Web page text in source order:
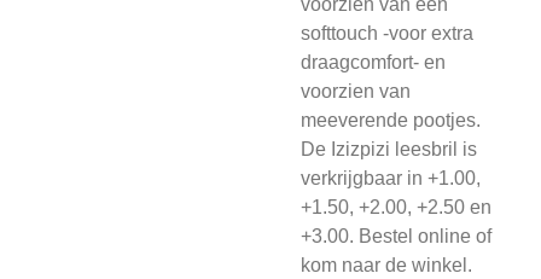
voorzien van een
softtouch -voor extra
draagcomfort- en
voorzien van
meeverende pootjes.
De Izizpizi leesbril is
verkrijgbaar in +1.00,
+1.50, +2.00, +2.50 en
+3.00. Bestel online of
kom naar de winkel.